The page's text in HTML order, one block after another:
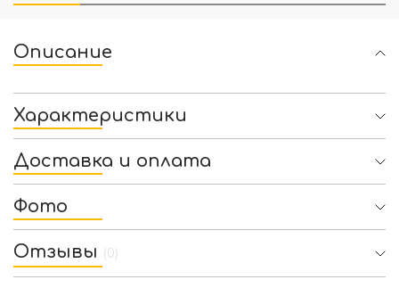
Описание
Характеристики
Доставка и оплата
Фото
Отзывы (0)